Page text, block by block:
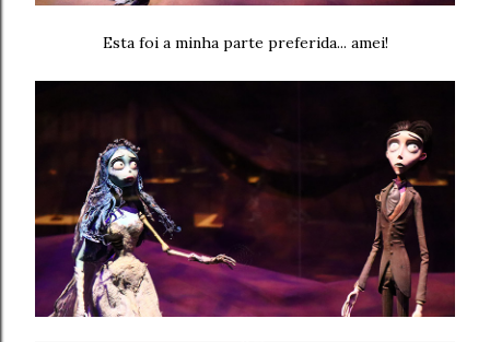
Esta foi a minha parte preferida... amei!